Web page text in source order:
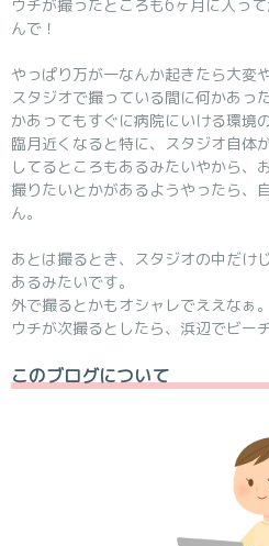
ウチが撮ったところも6ヶ月に入っ
んで！
やっぱり万が一なんか起きたら大変
スタジオで撮っている間に何かあっ
かあってもすぐに病院にいける環境
臨月近くなると特に、スタジオ自体
してるところもあるみたいやから、
撮りたいとかがあるようやったら、
ん。
あとは撮るとき、スタジオの中だけ
あるみたいです。
外で撮るとかもオシャレでええなぁ。
ウチが次撮るとしたら、浜辺でビー
このブログについて